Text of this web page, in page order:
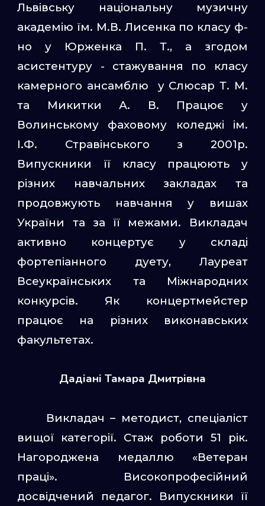
Львівську національну музичну
академію їм. М.В. Лисенка по класу ф-
но у Юрженка П. Т., а згодом
асистентуру - стажування по класу
камерного ансамблю у Слюсар Т. М.
та Микитки А. В. Працює у
Волинському фаховому коледжі ім.
І.Ф. Стравінського з 2001р.
Випускники її класу працюють у
різних навчальних закладах та
продовжують навчання у вишах
України та за її межами. Викладач
активно концертує у складі
фортепіанного дуету, Лауреат
Всеукраїнських та Міжнародних
конкурсів. Як концертмейстер
працює на різних виконавських
факультетах.
Дадіані Тамара Дмитрівна
Викладач – методист, спеціаліст
вищої категорії. Стаж роботи 51 рік.
Нагороджена медаллю «Ветеран
праці». Високопрофесійний
досвідчений педагог. Випускники її